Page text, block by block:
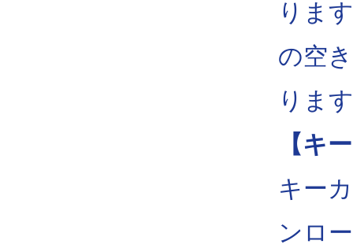
りま
の空
りま
【キ
キー
ンロ